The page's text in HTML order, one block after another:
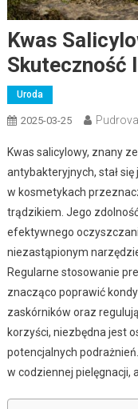
Kwas
Skuteczność
Uroda
2025-03-25
Kwas salicylowy, znany
antybakteryjnych, stał
w kosmetykach
trądzikiem. Jego
efektywnego
niezastąpionym
Regularne stosowanie
znacząco poprawić
zaskórników oraz
korzyści, niezbędna jest
potencjalnych
w codziennej pielęgnacji,